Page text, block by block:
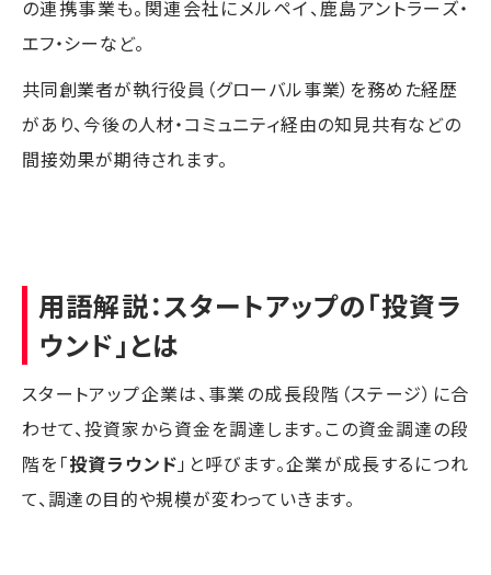
の連携事業も。関連会社にメルペイ、鹿島アントラーズ・
エフ・シーなど。
共同創業者が執行役員（グローバル事業）を務めた経歴
があり、今後の人材・コミュニティ経由の知見共有などの
間接効果が期待されます。
用語解説：スタートアップの「投資ラ
ウンド」とは
スタートアップ企業は、事業の成長段階（ステージ）に合
わせて、投資家から資金を調達します。この資金調達の段
階を「投資ラウンド 」と呼びます。企業が成長するにつれ
て、調達の目的や規模が変わっていきます。